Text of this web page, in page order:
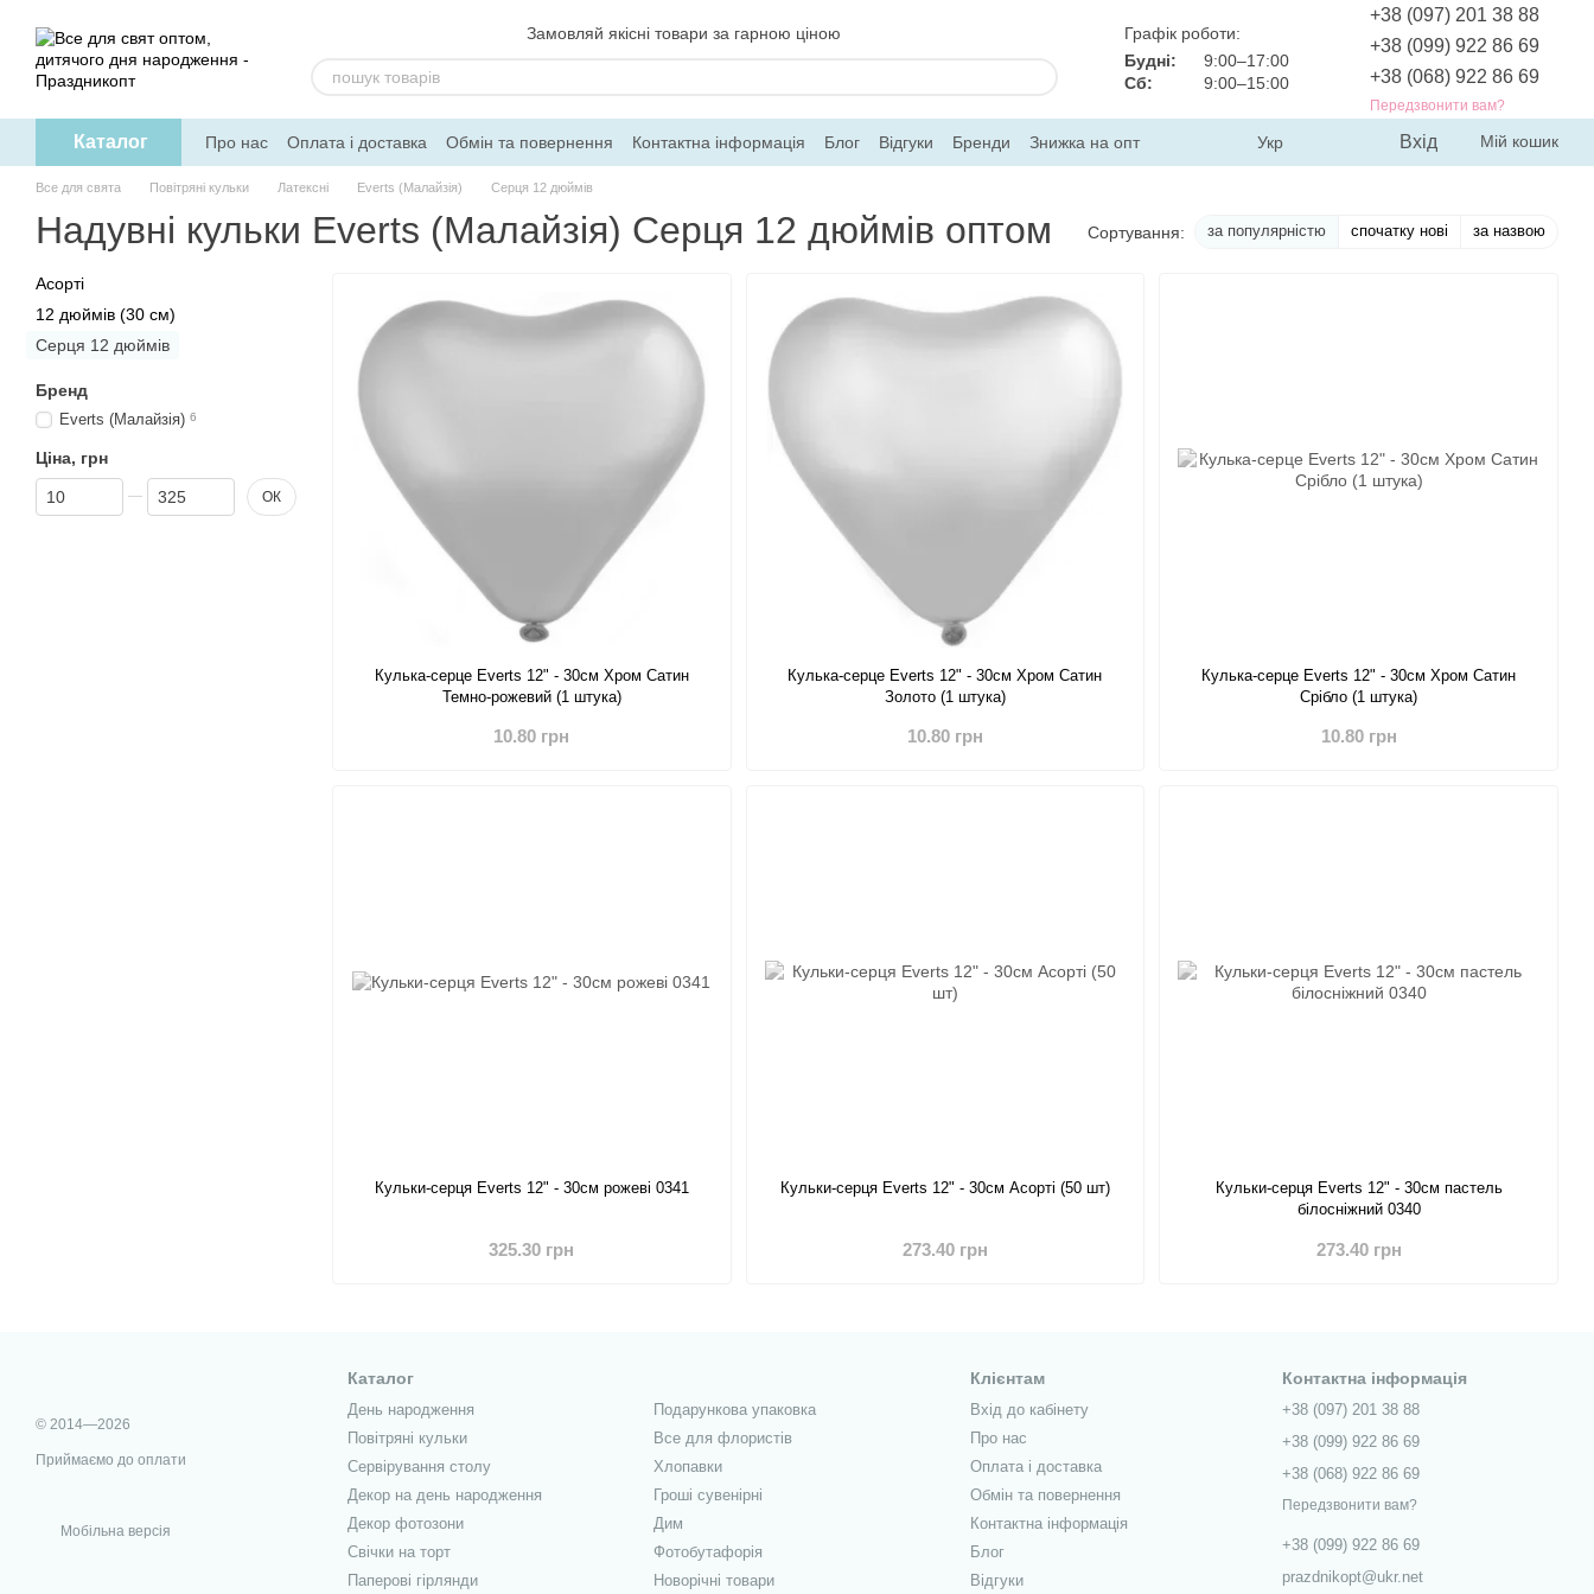
Замовляй якісні товари за гарною ціною
Графік роботи:
Будні:
9:00–17:00
Сб:
9:00–15:00
+38 (097) 201 38 88
+38 (099) 922 86 69
+38 (068) 922 86 69
Передзвонити вам?
Каталог Про нас Оплата і доставка Обмін та повернення Контактна інформація Блог Відгуки Бренди
Знижка на опт
Допомога
Укр Вхід Мій кошик
Все для свята Повітряні кульки Латексні Everts (Малайзія) Серця 12 дюймів
Надувні кульки Everts (Малайзія) Серця 12 дюймів оптом Сортування: за популярністю спочатку нові за назвою
Кулька-серце Everts 12" - 30см Хром Сатин
Темно-рожевий (1 штука)
10.80 грн
Кулька-серце Everts 12" - 30см Хром Сатин
Золото (1 штука)
10.80 грн
Кулька-серце Everts 12" - 30см Хром Сатин
Срібло (1 штука)
10.80 грн
Кульки-серця Everts 12" - 30см рожеві 0341
325.30 грн
Кульки-серця Everts 12" - 30см Асорті (50 шт)
273.40 грн
Кульки-серця Everts 12" - 30см пастель
білосніжний 0340
273.40 грн
Асорті
12 дюймів (30 см)
Серця 12 дюймів
Бренд
Everts (Малайзія) 6
Ціна, грн
Від Ціна, грн
До Ціна, грн ОК
© 2014—2026
Приймаємо до оплати
Мобільна версія
Каталог
День народження
Повітряні кульки
Сервірування столу
Декор на день народження
Декор фотозони
Свічки на торт
Паперові гірлянди
Подарункова упаковка
Все для флористів
Хлопавки
Гроші сувенірні
Дим
Фотобутафорія
Новорічні товари
Клієнтам
Вхід до кабінету
Про нас
Оплата і доставка
Обмін та повернення
Контактна інформація
Блог
Відгуки
Контактна інформація
+38 (097) 201 38 88
+38 (099) 922 86 69
+38 (068) 922 86 69
Передзвонити вам?
+38 (099) 922 86 69
prazdnikopt@ukr.net